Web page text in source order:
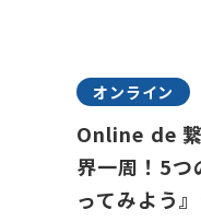
オンライン
Online de
界一周！5つ
ってみよう